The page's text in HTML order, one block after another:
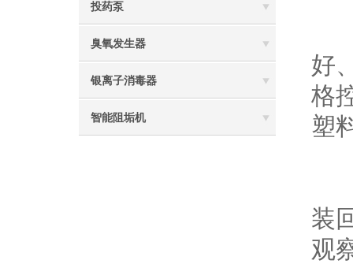
投药泵
臭氧发生器
银离子消毒器
智能阻垢机
好
格
塑
装
观